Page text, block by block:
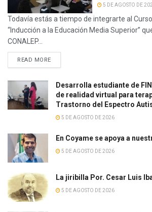
5 DE AGOSTO DE
Todavía estás a tiempo de integrarte al
“Inducción a la Educación Media Superior”
CONALEP...
READ MORE
Desarrolla estudiante de
de realidad virtual para
Trastorno del Espectro
5 DE AGOSTO DE 2026
En Coyame se apoya a
5 DE AGOSTO DE 2026
La jiribilla Por. Cesar Luis
5 DE AGOSTO DE 2026